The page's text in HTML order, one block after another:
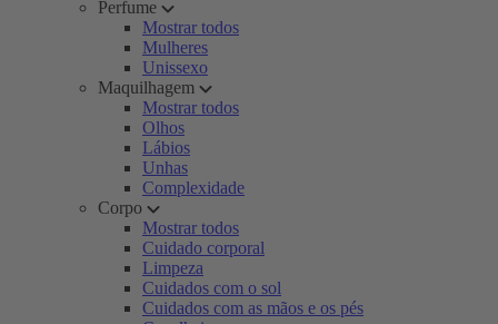
Perfume
Mostrar todos
Mulheres
Unissexo
Maquilhagem
Mostrar todos
Olhos
Lábios
Unhas
Complexidade
Corpo
Mostrar todos
Cuidado corporal
Limpeza
Cuidados com o sol
Cuidados com as mãos e os pés